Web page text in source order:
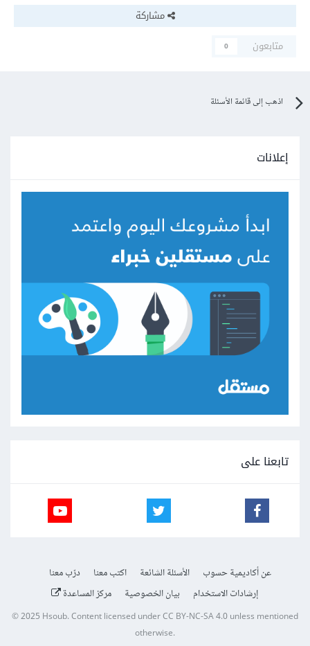
مشاركة
متابعون
0
اذهب إلى قائمة الأسئلة
إعلانات
تابعنا على
عن أكاديمية حسوب الأسئلة الشائعة اكتب معنا
درّب معنا
إرشادات الاستخدام
بيان الخصوصية مركز المساعدة
© 2025Hsoub.Content licensed underCC BY-NC-SA 4.0unless mentioned
otherwise.